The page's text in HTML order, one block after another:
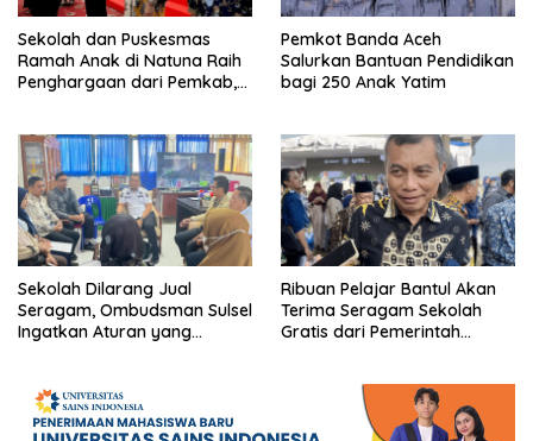
Sekolah dan Puskesmas
Ramah Anak di Natuna Raih
Penghargaan dari Pemkab,
Pemkot Banda Aceh
Salurkan Bantuan Pendidikan
bagi 250 Anak Yatim
Sekolah Dilarang Jual
Seragam, Ombudsman Sulsel
Ingatkan Aturan yang
Ribuan Pelajar Bantul Akan
Terima Seragam Sekolah
Gratis dari Pemerintah